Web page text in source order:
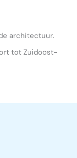
architectuur.
tot Zuidoost-